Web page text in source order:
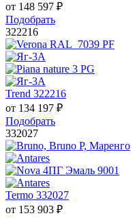
от 148 597 ₽
Подобрать
322216
Trend 322216
от 134 197 ₽
Подобрать
332027
Termo 332027
от 153 903 ₽